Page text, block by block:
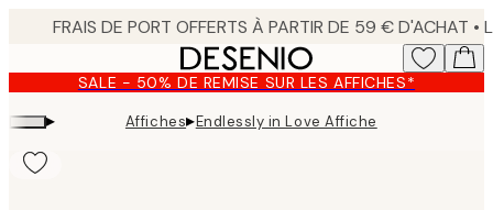
content.SALE - 50% DE REMISE SUR LES AFFICHES*
▸ Affiches▸Endlessly in Love Affiche